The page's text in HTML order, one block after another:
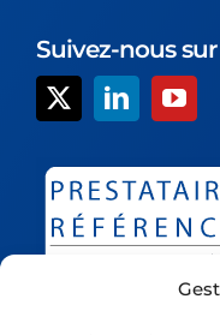
Suivez-nous